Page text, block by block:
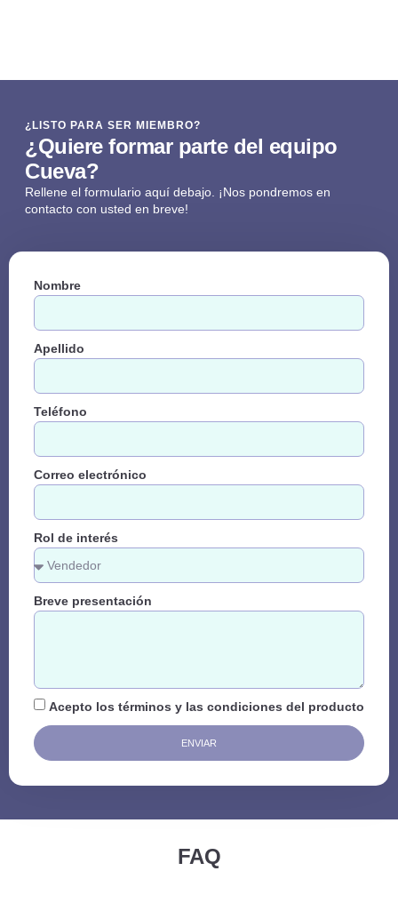
¿LISTO PARA SER MIEMBRO?
¿Quiere formar parte del equipo
Cueva?
Rellene el formulario aquí debajo. ¡Nos pondremos en
contacto con usted en breve!
Nombre
Apellido
Teléfono
Correo electrónico
Rol de interés
Breve presentación
Acepto los términos y las condiciones del producto
ENVIAR
FAQ